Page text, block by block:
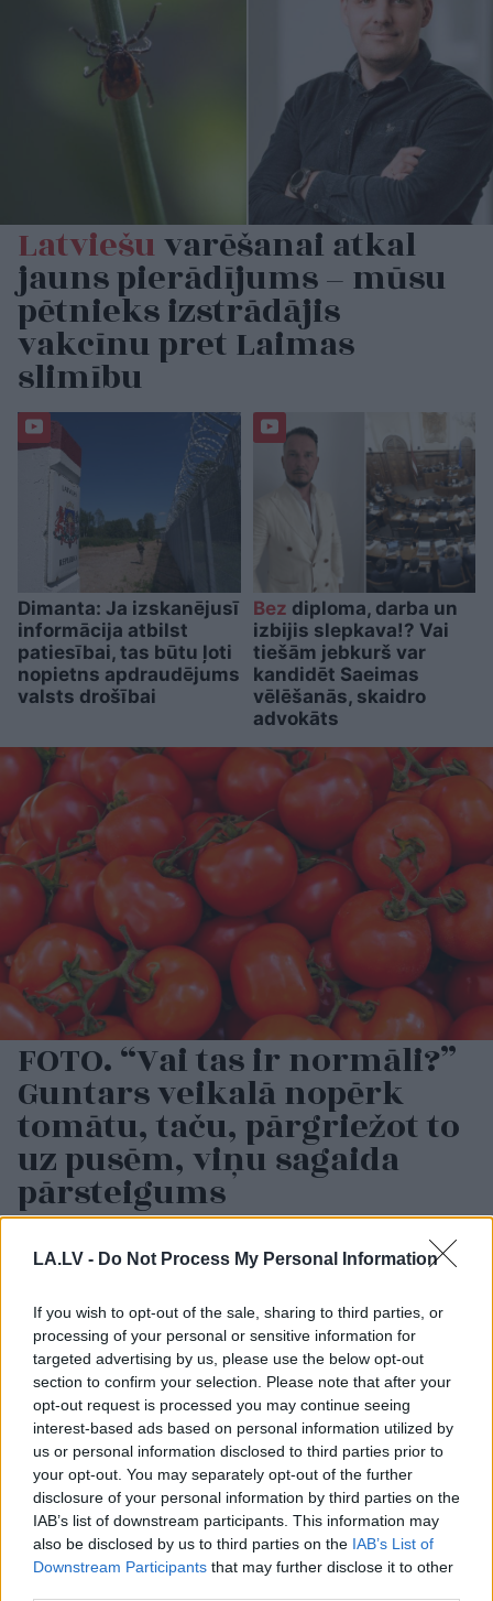
LA.LV - Do Not Process My Personal Information
If you wish to opt-out of the sale, sharing to third parties, or
processing of your personal or sensitive information for
targeted advertising by us, please use the below opt-out
section to confirm your selection. Please note that after your
opt-out request is processed you may continue seeing
interest-based ads based on personal information utilized by
us or personal information disclosed to third parties prior to
your opt-out. You may separately opt-out of the further
disclosure of your personal information by third parties on the
IAB’s list of downstream participants. This information may
also be disclosed by us to third parties on the IAB’s List of
Downstream Participants that may further disclose it to other
Latviešuvarēšanai atkal
jauns pierādījums – mūsu
pētnieks izstrādājis
vakcīnu pret Laimas
slimību
Dimanta: Ja izskanējusī
informācija atbilst
patiesībai, tas būtu ļoti
nopietns apdraudējums
valsts drošībai
Bez diploma, darba un
izbijis slepkava!? Vai
tiešām jebkurš var
kandidēt Saeimas
vēlēšanās, skaidro
advokāts
FOTO. “Vai tas ir normāli?”
Guntars veikalā nopērk
tomātu, taču, pārgriežot to
uz pusēm, viņu sagaida
pārsteigums
Viņu skatiens
“izurbjas” citiem cauri:
3 datumi, kuros
dzimušos mēdz
uzskatīt par
biedējošiem
TESTS. Ja vari izlasīt
vārdus, kas apgriezti
augšpēdus, ar tevi
pagaidām viss ir
kārtībā